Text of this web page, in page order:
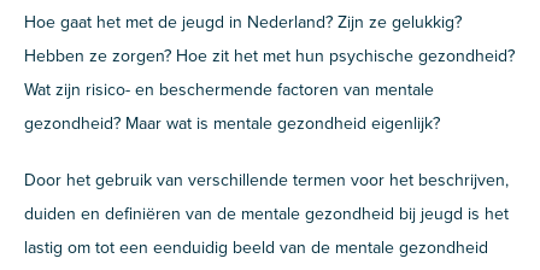
Hoe gaat het met de jeugd in Nederland? Zijn ze gelukkig?
Hebben ze zorgen? Hoe zit het met hun psychische gezondheid?
Wat zijn risico- en beschermende factoren van mentale
gezondheid? Maar wat is mentale gezondheid eigenlijk?
Door het gebruik van verschillende termen voor het beschrijven,
duiden en definiëren van de mentale gezondheid bij jeugd is het
lastig om tot een eenduidig beeld van de mentale gezondheid